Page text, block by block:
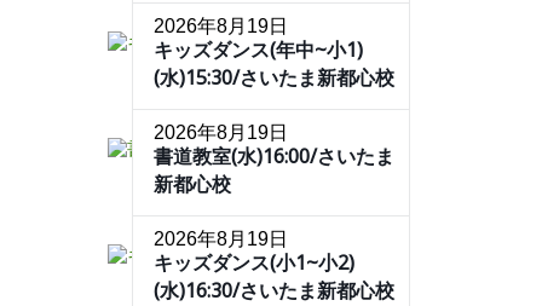
2026年8月19日
キッズダンス(年中~小1)
(水)15:30/さいたま新都心校
2026年8月19日
書道教室(水)16:00/さいたま
新都心校
2026年8月19日
キッズダンス(小1~小2)
(水)16:30/さいたま新都心校